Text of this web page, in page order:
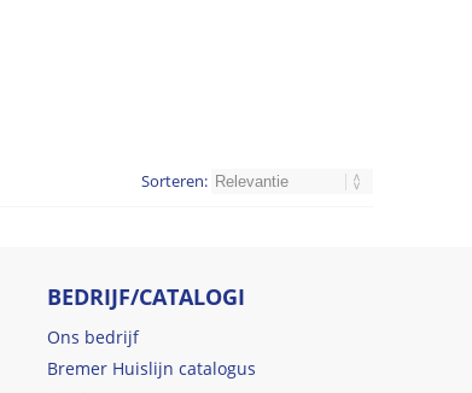
Sorteren:
BEDRIJF/CATALOGI
Ons bedrijf
Bremer Huislijn catalogus